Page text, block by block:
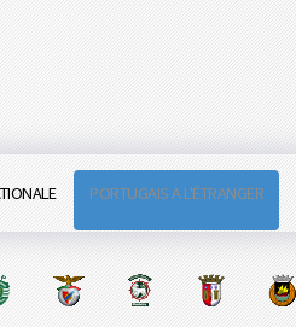
PORTUGAIS A L'ÉTRANGER